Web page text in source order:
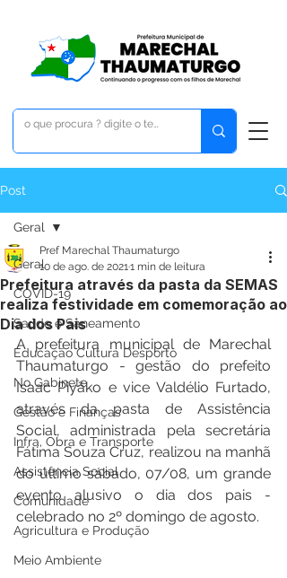
Post
Geral
COVID-19
Saúde e Saneamento
Educação Cultura Desporto
No Gabinete
Gestão e Finanças
Infra, Obra e Transporte
Assistência Social
Comunidade
Agricultura e Produção
Meio Ambiente
Geral
Prefeitura através da pasta da SEMAS
realiza festividade em comemoração ao
Dia dos Pais
Pref Marechal Thaumaturgo
10 de ago. de 20211 min de leitura
A prefeitura municipal de Marechal
Thaumaturgo - gestão do prefeito
Isaac Piyãko e vice Valdélio Furtado,
através da pasta de Assistência
Social, administrada pela secretária
Fátima Souza Cruz, realizou na manhã
do último sábado, 07/08, um grande
evento alusivo o dia dos pais -
celebrado no 2º domingo de agosto.